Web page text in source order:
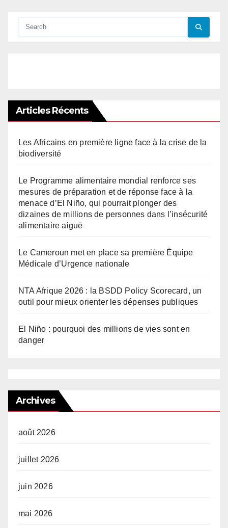
Articles Récents
Les Africains en première ligne face à la crise de la
biodiversité
Le Programme alimentaire mondial renforce ses
mesures de préparation et de réponse face à la
menace d’El Niño, qui pourrait plonger des
dizaines de millions de personnes dans l’insécurité
alimentaire aiguë
Le Cameroun met en place sa première Équipe
Médicale d’Urgence nationale
NTA Afrique 2026 : la BSDD Policy Scorecard, un
outil pour mieux orienter les dépenses publiques
El Niño : pourquoi des millions de vies sont en
danger
Archives
août 2026
juillet 2026
juin 2026
mai 2026